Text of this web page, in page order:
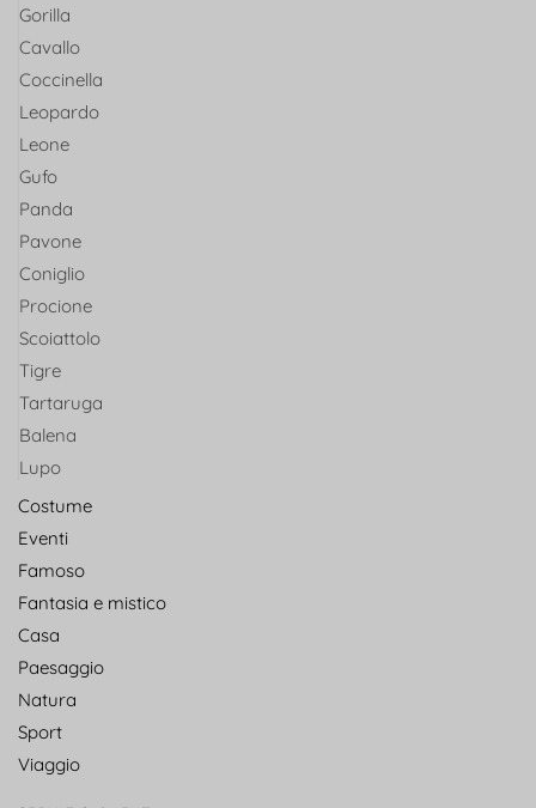
Gorilla
Cavallo
Coccinella
Leopardo
Leone
Gufo
Panda
Pavone
Coniglio
Procione
Scoiattolo
Tigre
Tartaruga
Balena
Lupo
Costume
Eventi
Famoso
Fantasia e mistico
Casa
Paesaggio
Natura
Sport
Viaggio